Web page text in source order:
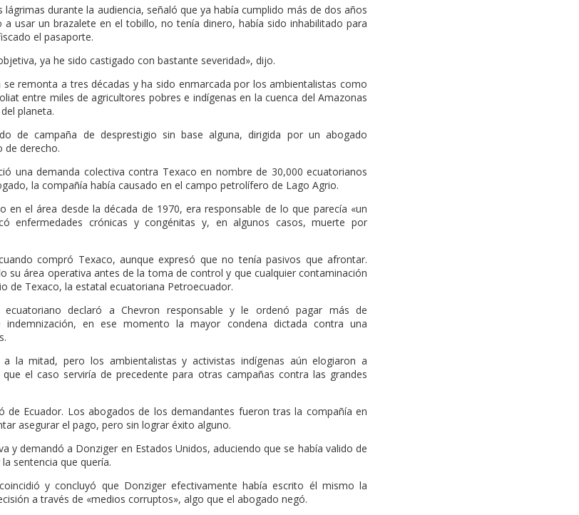
durante la audiencia, señaló que ya había cumplido más de dos años
usar un brazalete en el tobillo, no tenía dinero, había sido inhabilitado para
el pasaporte.
ya he sido castigado con bastante severidad», dijo.
remonta a tres décadas y ha sido enmarcada por los ambientalistas como
entre miles de agricultores pobres e indígenas en la cuenca del Amazonas
planeta.
de campaña de desprestigio sin base alguna, dirigida por un abogado
de derecho.
una demanda colectiva contra Texaco en nombre de 30,000 ecuatorianos
la compañía había causado en el campo petrolífero de Lago Agrio.
en el área desde la década de 1970, era responsable de lo que parecía «un
enfermedades crónicas y congénitas y, en algunos casos, muerte por
compró Texaco, aunque expresó que no tenía pasivos que afrontar.
su área operativa antes de la toma de control y que cualquier contaminación
de Texaco, la estatal ecuatoriana Petroecuador.
declaró a Chevron responsable y le ordenó pagar más de
en ese momento la mayor condena dictada contra una
la mitad, pero los ambientalistas y activistas indígenas aún elogiaron a
el caso serviría de precedente para otras campañas contra las grandes
de Ecuador. Los abogados de los demandantes fueron tras la compañía en
asegurar el pago, pero sin lograr éxito alguno.
y demandó a Donziger en Estados Unidos, aduciendo que se había valido de
sentencia que quería.
y concluyó que Donziger efectivamente había escrito él mismo la
a través de «medios corruptos», algo que el abogado negó.